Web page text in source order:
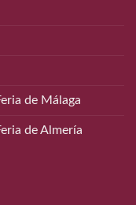
de Málaga
de Almería